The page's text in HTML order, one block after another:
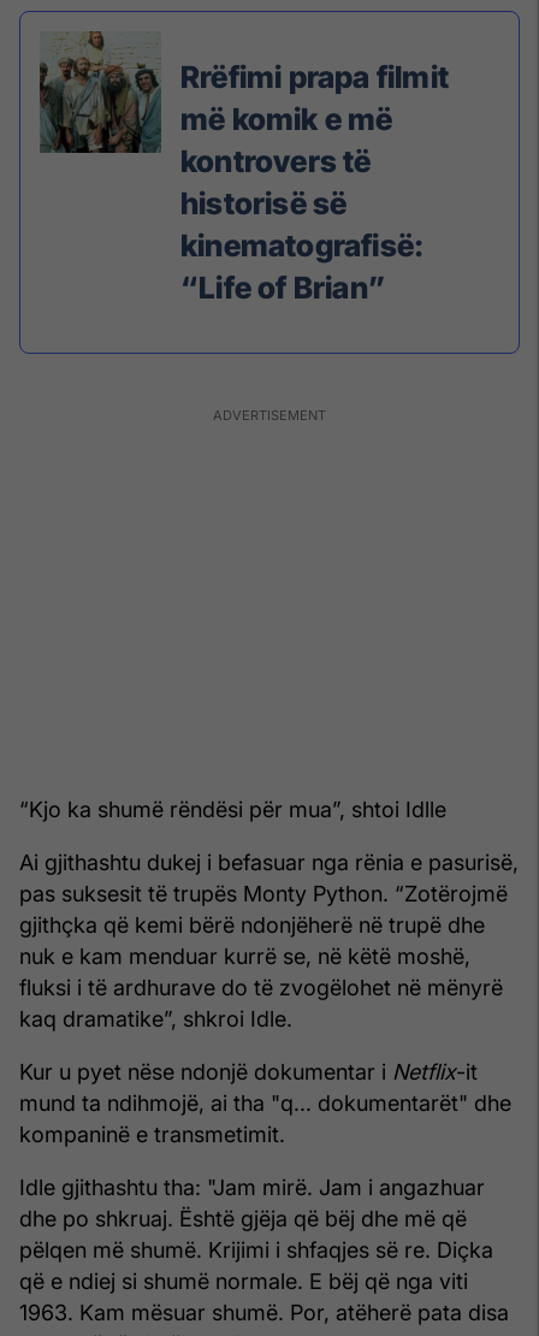
Rrëfimi prapa filmit
më komik e më
kontrovers të
historisë së
kinematografisë:
“Life of Brian”
“Kjo ka shumë rëndësi për mua”, shtoi Idlle
Ai gjithashtu dukej i befasuar nga rënia e pasurisë,
pas suksesit të trupës Monty Python. “Zotërojmë
gjithçka që kemi bërë ndonjëherë në trupë dhe
nuk e kam menduar kurrë se, në këtë moshë,
fluksi i të ardhurave do të zvogëlohet në mënyrë
kaq dramatike”, shkroi Idle.
Kur u pyet nëse ndonjë dokumentar i Netflix-it
mund ta ndihmojë, ai tha "q... dokumentarët" dhe
kompaninë e transmetimit.
Idle gjithashtu tha: "Jam mirë. Jam i angazhuar
dhe po shkruaj. Është gjëja që bëj dhe më që
pëlqen më shumë. Krijimi i shfaqjes së re. Diçka
që e ndiej si shumë normale. E bëj që nga viti
1963. Kam mësuar shumë. Por, atëherë pata disa